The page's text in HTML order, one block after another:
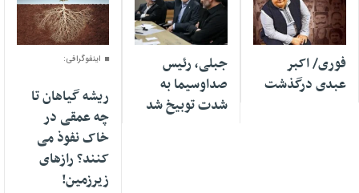
02 مرداد 1405
فوری/ اکبر
عبدی درگذشت
جبلی، رئیس
صداوسیما به
شدت توبیخ شد
02 مرداد 1405
اینفوگرافی:
ریشه گیاهان تا
چه عمقی در
خاک نفوذ می
کنند؟ رازهای
زیرزمین!